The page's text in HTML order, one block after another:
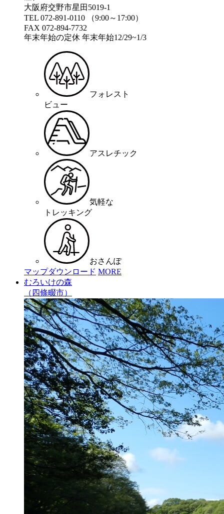
大阪府交野市星田5019-1
TEL 072-891-0110 （9:00～17:00）
FAX 072-894-7732
年末年始の定休 年末年始12/29~1/3
フォレスト
ビュー
アスレチック
気軽な
トレッキング
おさんぽ
マップダウンロード MORE
むろいけの森
（四條畷市）